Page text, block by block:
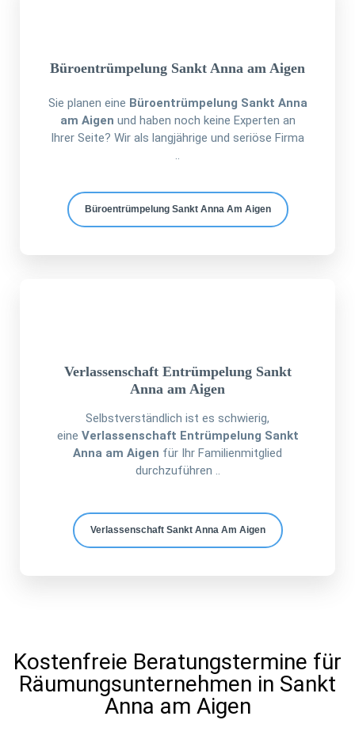
Büroentrümpelung Sankt Anna am Aigen
Sie planen eine Büroentrümpelung Sankt Anna
am Aigen und haben noch keine Experten an
Ihrer Seite? Wir als langjährige und seriöse Firma
..
Büroentrümpelung Sankt Anna Am Aigen
Verlassenschaft Entrümpelung Sankt
Anna am Aigen
Selbstverständlich ist es schwierig,
eine Verlassenschaft Entrümpelung Sankt
Anna am Aigen für Ihr Familienmitglied
durchzuführen ..
Verlassenschaft Sankt Anna Am Aigen
Kostenfreie Beratungstermine für
Räumungsunternehmen in Sankt
Anna am Aigen